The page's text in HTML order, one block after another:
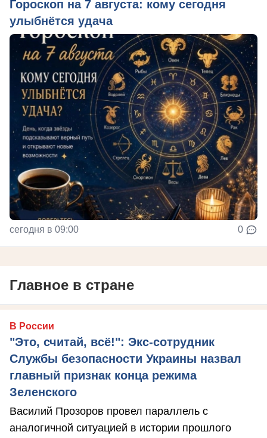
Гороскоп на 7 августа: кому сегодня
улыбнётся удача
сегодня в 09:00 0
Главное в стране
В России
"Это, считай, всё!": Экс-сотрудник
Службы безопасности Украины назвал
главный признак конца режима
Зеленского
Василий Прозоров провел параллель с
аналогичной ситуацией в истории прошлого